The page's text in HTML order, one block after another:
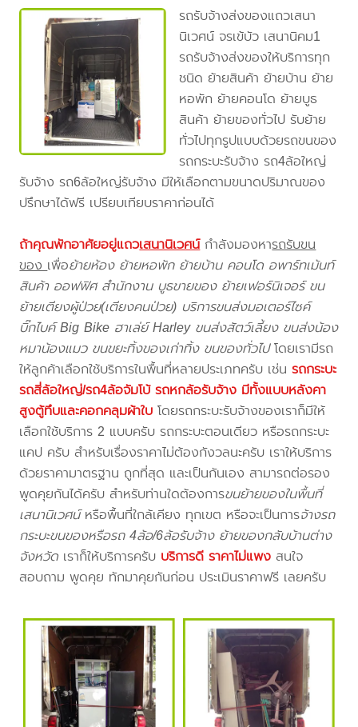
รถรับจ้างส่งของแถวเสนา
นิเวศน์ จรเข้บัว เสนานิคม1
รถรับจ้างส่งของให้บริการทุก
ชนิด ย้ายสินค้า ย้ายบ้าน ย้าย
หอพัก ย้ายคอนโด ย้ายบูธ
สินค้า ย้ายของทั่วไป รับย้าย
ทั่วไปทุกรูปแบบด้วยรถขนของ
รถกระบะรับจ้าง รถ4ล้อใหญ่
รับจ้าง รถ6ล้อใหญ่รับจ้าง มีให้เลือกตามขนาดปริมาณของ
ปรึกษาได้ฟรี เปรียบเทียบราคาก่อนได้
ถ้าคุณพักอาศัยอยู่แถวเสนานิเวศน์กำลังมองหารถรับขน
ของเพื่อย้ายห้อง ย้ายหอพัก ย้ายบ้าน คอนโด อพาร์ทเม้นท์
สินค้า ออฟฟิศ สำนักงาน บูธขายของ ย้ายเฟอร์นิเจอร์ ขน
ย้ายเตียงผู้ป่วย(เตียงคนป่วย) บริการขนส่งมอเตอร์ไซค์
บิ๊กไบค์ Big Bike ฮาเล่ย์ Harley ขนส่งสัตว์เลี้ยง ขนส่งน้อง
หมาน้องแมว ขนขยะทิ้งของเก่าทิ้ง ขนของทั่วไปโดยเรามีรถ
ให้ลูกค้าเลือกใช้บริการในพื้นที่หลายประเภทครับ เช่นรถกระบะ
รถสี่ล้อใหญ่/รถ4ล้อจัมโบ้ รถหกล้อรับจ้าง มีทั้งแบบหลังคา
สูงตู้ทึบและคอกคลุมผ้าใบ โดยรถกระบะรับจ้างของเราก็มีให้
เลือกใช้บริการ 2 แบบครับ รถกระบะตอนเดียว หรือรถกระบะ
แคป ครับ สำหรับเรื่องราคาไม่ต้องกังวลนะครับ เราให้บริการ
ด้วยราคามาตรฐาน ถูกที่สุด และเป็นกันเอง สามารถต่อรอง
พูดคุยกันได้ครับ สำหรับท่านใดต้องการขนย้ายของในพื้นที่
เสนานิเวศน์หรือพื้นที่ใกล้เคียง ทุกเขต หรือจะเป็นการจ้างรถ
กระบะขนของหรือรถ 4ล้อ/6ล้อรับจ้าง ย้ายของกลับบ้านต่าง
จังหวัด เราก็ให้บริการครับ บริการดี ราคาไม่แพง สนใจ
สอบถาม พูดคุย ทักมาคุยกันก่อน ประเมินราคาฟรี เลยครับ